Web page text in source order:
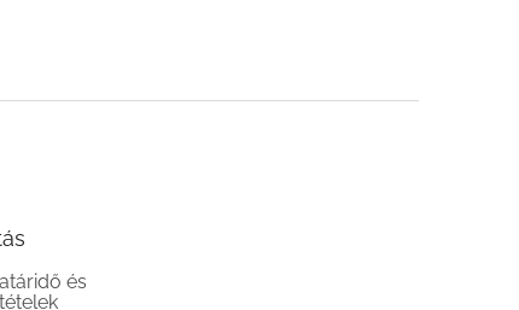
és